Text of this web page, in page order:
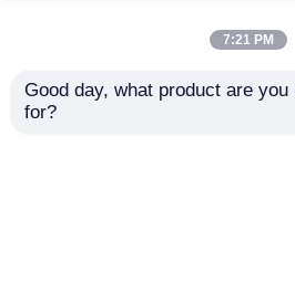
7:21 PM
Good day, what product are you
for?